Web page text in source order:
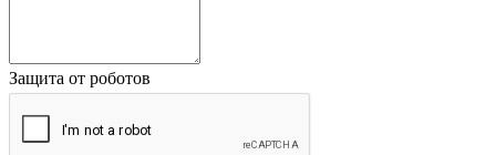
Защита от роботов